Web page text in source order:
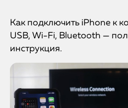
Как подключить iPhone к
USB, Wi-Fi, Bluetooth —
инструкция.